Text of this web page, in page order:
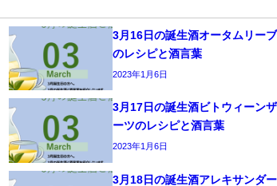
3月16日の誕生酒オータムリー
のレシピと酒言葉
2023年1月6日
3月17日の誕生酒ビトウィーン
ーツのレシピと酒言葉
2023年1月6日
3月18日の誕生酒アレキサンダ